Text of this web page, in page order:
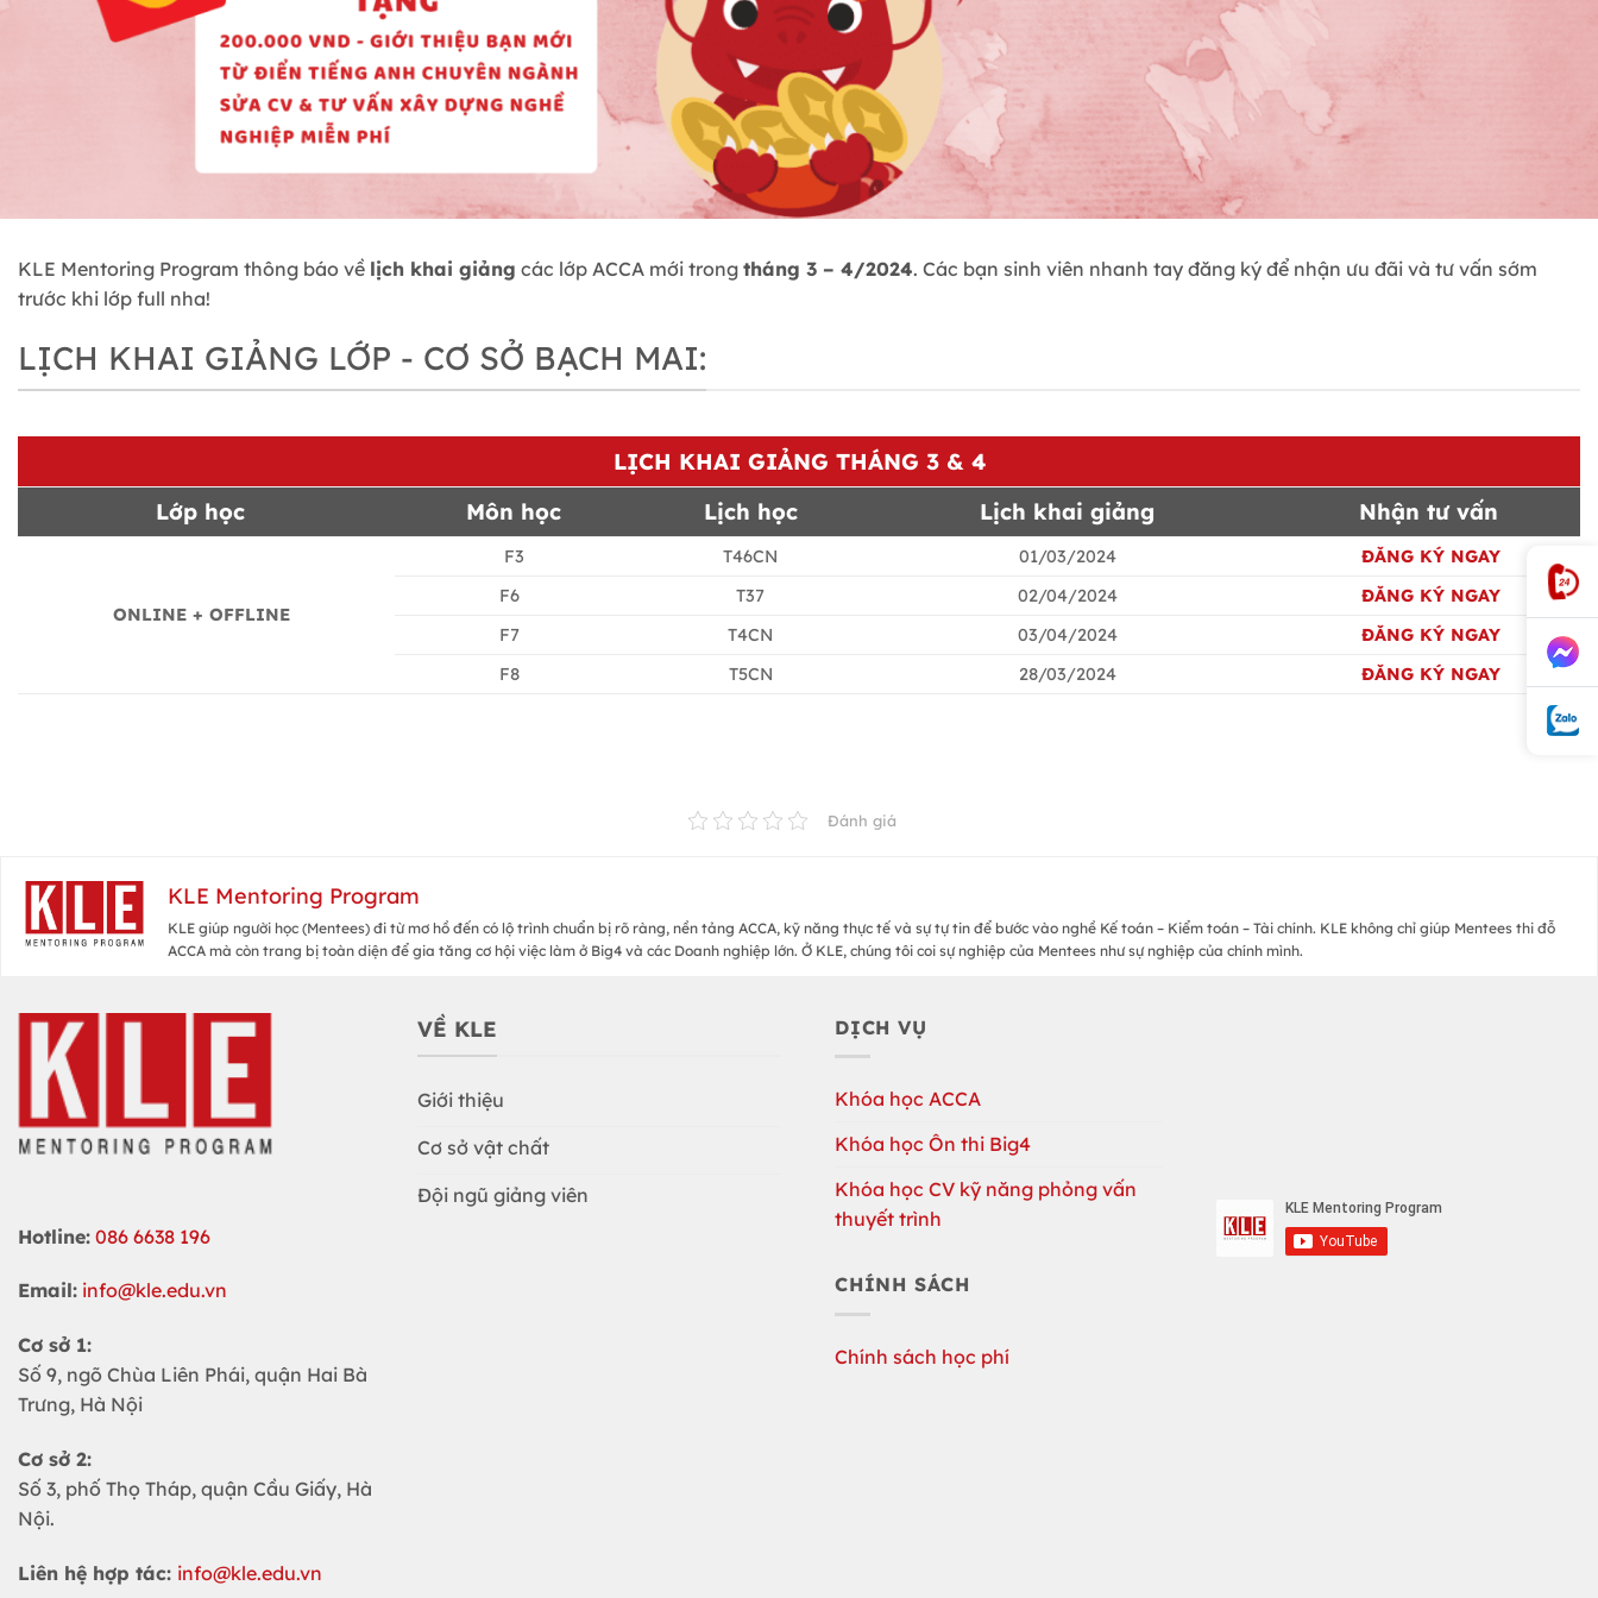
KLE Mentoring Program thông báo về lịch khai giảng các lớp ACCA mới trong tháng 3 – 4/2024. Các bạn sinh viên nhanh tay đăng ký để nhận ưu đãi và tư vấn sớm
trước khi lớp full nha!
LỊCH KHAI GIẢNG LỚP - CƠ SỞ BẠCH MAI:
LỊCH KHAI GIẢNG THÁNG 3 & 4
Lớp học Môn học Lịch học Lịch khai giảng Nhận tư vấn
ONLINE + OFFLINE
F3 T46CN 01/03/2024
ĐĂNG KÝ NGAY
F6
T37 02/04/2024
ĐĂNG KÝ NGAY
F7
T4CN 03/04/2024
ĐĂNG KÝ NGAY
F8
T5CN 28/03/2024 ĐĂNG KÝ NGAY
Đánh giá
KLE Mentoring Program
KLE giúp người học (Mentees) đi từ mơ hồ đến có lộ trình chuẩn bị rõ ràng, nền tảng ACCA, kỹ năng thực tế và sự tự tin để bước vào nghề Kế toán – Kiểm toán – Tài chính. KLE không chỉ giúp Mentees thi đỗ
ACCA mà còn trang bị toàn diện để gia tăng cơ hội việc làm ở Big4 và các Doanh nghiệp lớn. Ở KLE, chúng tôi coi sự nghiệp của Mentees như sự nghiệp của chính mình.
Hotline: 086 6638 196
Email: info@kle.edu.vn
Cơ sở 1:
Số 9, ngõ Chùa Liên Phái, quận Hai Bà
Trưng, Hà Nội
Cơ sở 2:
Số 3, phố Thọ Tháp, quận Cầu Giấy, Hà
Nội.
Liên hệ hợp tác: info@kle.edu.vn
VỀ KLE
Giới thiệu
Cơ sở vật chất
Đội ngũ giảng viên
DỊCH VỤ
Khóa học ACCA
Khóa học Ôn thi Big4
Khóa học CV kỹ năng phỏng vấn
thuyết trình
CHÍNH SÁCH
Chính sách học phí